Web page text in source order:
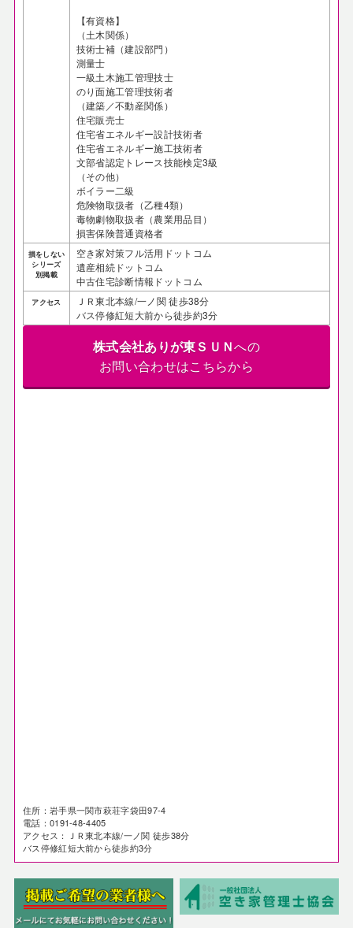
【有資格】
（土木関係）
技術士補（建設部門）
測量士
一級土木施工管理技士
のり面施工管理技術者
（建築／不動産関係）
住宅販売士
住宅省エネルギー設計技術者
住宅省エネルギー施工技術者
文部省認定トレース技能検定3級
（その他）
ボイラー二級
危険物取扱者（乙種4類）
毒物劇物取扱者（農業用品目）
損害保険普通資格者
損をしない
シリーズ
別掲載
空き家対策フル活用ドットコム
遺産相続ドットコム
中古住宅診断情報ドットコム
アクセス
ＪＲ東北本線/一ノ関 徒歩38分
バス停修紅短大前から徒歩約3分
株式会社ありが東ＳＵＮへの
お問い合わせはこちらから
住所：岩手県一関市萩荘字袋田97-4
電話：0191-48-4405
アクセス：ＪＲ東北本線/一ノ関 徒歩38分
バス停修紅短大前から徒歩約3分